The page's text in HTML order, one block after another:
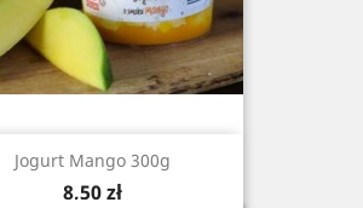
Jogurt Mango 300g
Cena
8,50 zł